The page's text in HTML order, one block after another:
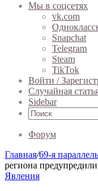
Мы в соцсетях
vk.com
Snapchat
Telegram
Steam
TikTok
Войти /
Случайная
Sidebar
Форум
Главная/69-я параллель
региона
Явления